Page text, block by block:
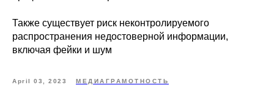
Также существует риск неконтролируемого
распространения недостоверной информации,
включая фейки и шум
April 03, 2023 МЕДИАГРАМОТНОСТЬ